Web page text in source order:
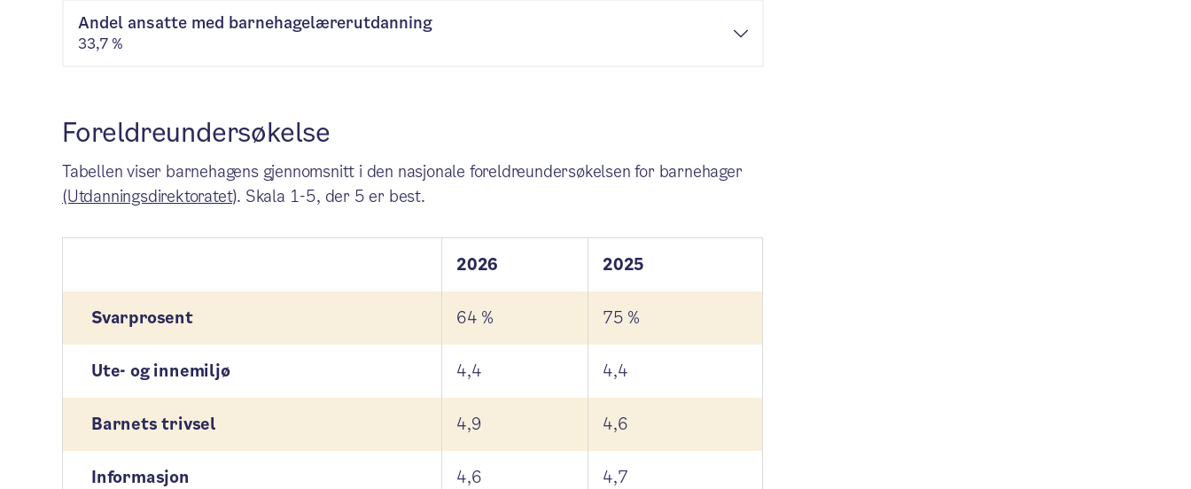
Andel ansatte med barnehagelærerutdanning
33,7 %
Foreldreundersøkelse
Tabellen viser barnehagens gjennomsnitt i den nasjonale foreldreundersøkelsen for barnehager
(Utdanningsdirektoratet). Skala 1-5, der 5 er best.
2026 2025
Svarprosent 64 % 75 %
Ute- og innemiljø 4,4 4,4
Barnets trivsel 4,9 4,6
Informasjon 4,6 4,7